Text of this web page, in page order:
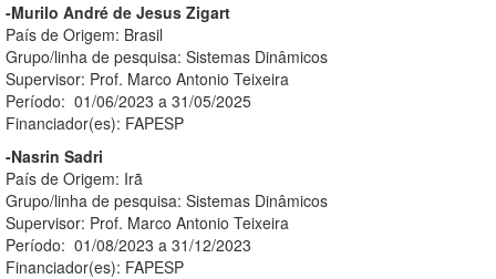
-Murilo André de Jesus Zigart
País de Origem: Brasil
Grupo/linha de pesquisa: Sistemas Dinâmicos
Supervisor: Prof. Marco Antonio Teixeira
Período: 01/06/2023 a 31/05/2025
Financiador(es): FAPESP
-Nasrin Sadri
País de Origem: Irã
Grupo/linha de pesquisa: Sistemas Dinâmicos
Supervisor: Prof. Marco Antonio Teixeira
Período: 01/08/2023 a 31/12/2023
Financiador(es): FAPESP